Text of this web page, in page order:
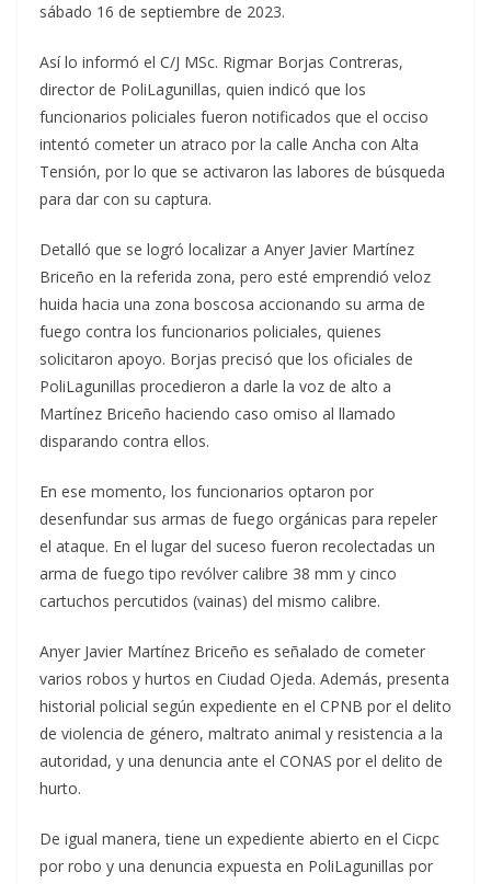
sábado 16 de septiembre de 2023.
Así lo informó el C/J MSc. Rigmar Borjas Contreras,
director de PoliLagunillas, quien indicó que los
funcionarios policiales fueron notificados que el occiso
intentó cometer un atraco por la calle Ancha con Alta
Tensión, por lo que se activaron las labores de búsqueda
para dar con su captura.
Detalló que se logró localizar a Anyer Javier Martínez
Briceño en la referida zona, pero esté emprendió veloz
huida hacia una zona boscosa accionando su arma de
fuego contra los funcionarios policiales, quienes
solicitaron apoyo. Borjas precisó que los oficiales de
PoliLagunillas procedieron a darle la voz de alto a
Martínez Briceño haciendo caso omiso al llamado
disparando contra ellos.
En ese momento, los funcionarios optaron por
desenfundar sus armas de fuego orgánicas para repeler
el ataque. En el lugar del suceso fueron recolectadas un
arma de fuego tipo revólver calibre 38 mm y cinco
cartuchos percutidos (vainas) del mismo calibre.
Anyer Javier Martínez Briceño es señalado de cometer
varios robos y hurtos en Ciudad Ojeda. Además, presenta
historial policial según expediente en el CPNB por el delito
de violencia de género, maltrato animal y resistencia a la
autoridad, y una denuncia ante el CONAS por el delito de
hurto.
De igual manera, tiene un expediente abierto en el Cicpc
por robo y una denuncia expuesta en PoliLagunillas por